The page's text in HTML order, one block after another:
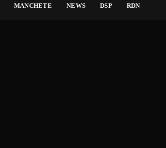
MANCHETE NEWS DSP RDN